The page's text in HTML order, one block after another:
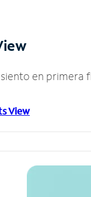
en primera
View